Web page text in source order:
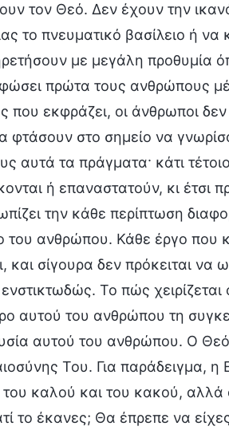
τον Θεό. Δεν έχουν την
το πνευματικό βασίλειο ή
με μεγάλη προθυμία
πρώτα τους ανθρώπους
που εκφράζει, οι άνθρωποι
φτάσουν στο σημείο να
αυτά τα πράγματα· κάτι
ή επαναστατούν, κι
την κάθε περίπτωση
του ανθρώπου. Κάθε έργο που
και σίγουρα δεν πρόκειται
Το πώς
αυτού του ανθρώπου τη
αυτού του ανθρώπου. Ο
Του. Για παράδειγμα,
καλού και του κακού, αλλά
το έκανες; Θα έπρεπε να